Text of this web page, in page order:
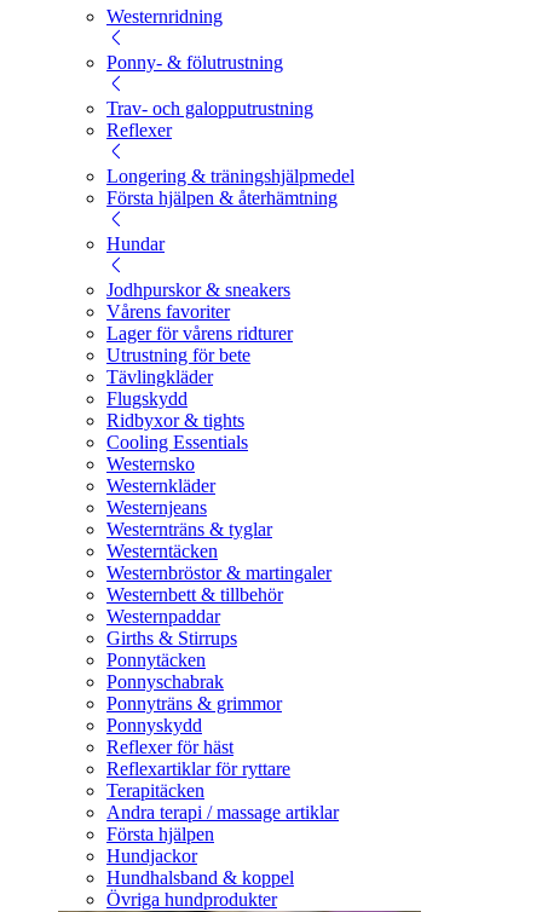
Westernridning
Ponny- & fölutrustning
Trav- och galopputrustning
Reflexer
Longering & träningshjälpmedel
Första hjälpen & återhämtning
Hundar
Jodhpurskor & sneakers
Vårens favoriter
Lager för vårens ridturer
Utrustning för bete
Tävlingkläder
Flugskydd
Ridbyxor & tights
Cooling Essentials
Westernsko
Westernkläder
Westernjeans
Westernträns & tyglar
Westerntäcken
Westernbröstor & martingaler
Westernbett & tillbehör
Westernpaddar
Girths & Stirrups
Ponnytäcken
Ponnyschabrak
Ponnyträns & grimmor
Ponnyskydd
Reflexer för häst
Reflexartiklar för ryttare
Terapitäcken
Andra terapi / massage artiklar
Första hjälpen
Hundjackor
Hundhalsband & koppel
Övriga hundprodukter